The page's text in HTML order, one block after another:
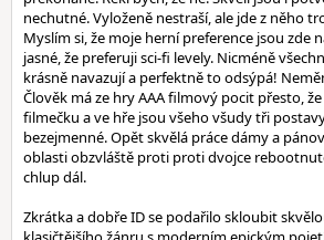
nechutné. Vyloženě nestraší, ale jde z něho
Myslím si, že moje herní preference jsou zde
jasné, že preferuji sci-fi levely. Nicméně
krásně navazují a perfektně to odsýpá!
Člověk má ze hry AAA filmový pocit přesto,
filmečku a ve hře jsou všeho všudy tři
bezejmenné. Opět skvělá práce dámy a
oblasti obzvláště proti proti dvojce
chlup dál.
Zkrátka a dobře ID se podařilo skloubit